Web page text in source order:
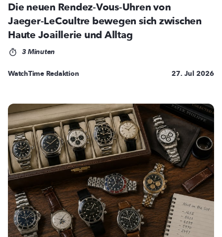
Die neuen Rendez-Vous-Uhren von
Jaeger-LeCoultre bewegen sich zwischen
Haute Joaillerie und Alltag
3 Minuten
WatchTime Redaktion 27. Jul 2026